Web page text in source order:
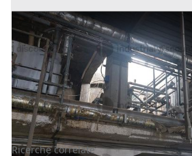
14#9987 Impianto del vuoto
Inserito il: 01/07/2026
Valdina (Messina)
Prezzo
2.060 €
Codice annuncio:1541357920
Ricerche correlate